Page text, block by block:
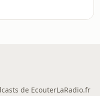
de EcouterLaRadio.fr